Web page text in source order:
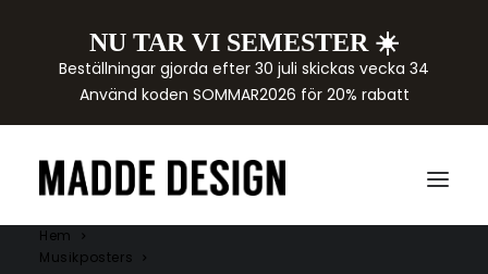
NU TAR VI SEMESTER ☀️
Beställningar gjorda efter 30 juli skickas vecka 34
Använd koden SOMMAR2026 för 20% rabatt
Hem
Musikposters